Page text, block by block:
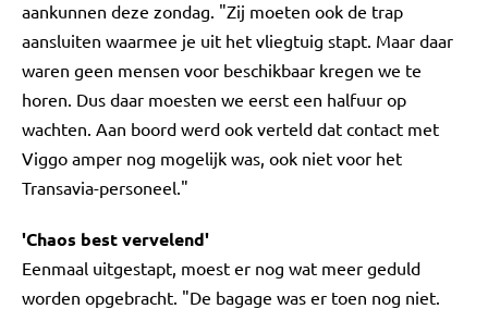
aankunnen deze zondag. "Zij moeten ook de trap
aansluiten waarmee je uit het vliegtuig stapt. Maar daar
waren geen mensen voor beschikbaar kregen we te
horen. Dus daar moesten we eerst een halfuur op
wachten. Aan boord werd ook verteld dat contact met
Viggo amper nog mogelijk was, ook niet voor het
Transavia-personeel."
'Chaos best vervelend'
Eenmaal uitgestapt, moest er nog wat meer geduld
worden opgebracht. "De bagage was er toen nog niet.